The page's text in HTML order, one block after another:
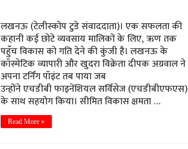
लखनऊ (टेलीस्कोप टुडे संवाददाता)। एक सफलता की
कहानी कई छोटे व्यवसाय मालिकों के लिए, ऋण तक
पहुँच विकास को गति देने की कुंजी है। लखनऊ के
कॉस्मेटिक व्यापारी और खुदरा विक्रेता दीपक अग्रवाल ने
अपना टर्निंग पॉइंट तब पाया जब
उन्होंने एचडीबी फाइनेंशियल सर्विसेज (एचडीबीएफएस)
के साथ सहयोग किया। सीमित विकास क्षमता …
Read More »